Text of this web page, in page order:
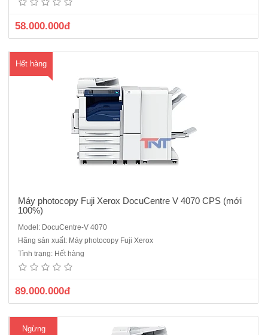
58.000.000đ
Hết hàng
Máy photocopy Fuji Xerox DocuCentre V 4070 CPS (mới
100%)
Model: DocuCentre-V 4070
Hãng sản xuất: Máy photocopy Fuji Xerox
Tình trạng: Hết hàng
89.000.000đ
Ngừng
Máy photocopy Kỹ thuật số Fuji Xerox DC V 2060 CPS ( Mới
100%)Chức năng chuẩn: Copy, In mạng, Scan màu mạng.Màn hình
điều khiển cảm ứng LCD màu.Khổ giấy sao chụp: A3 – A5.Tốc độ
copy: 25 trang A4/phút.Bộ nhớ chuẩn: 4GBTự động nạp và đảo mặt